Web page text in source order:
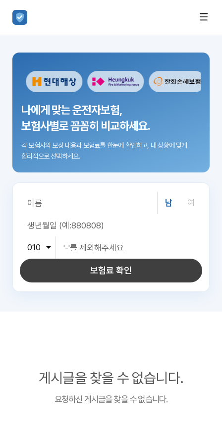
나에게 맞는 운전자보험,
보험사별로 꼼꼼히 비교하세요.
각 보험사의 보장 내용과 보험료를 한눈에 확인하고, 내 상황에 맞게
합리적으로 선택하세요.
남 여
보험료 확인
게시글을 찾을 수 없습니다.
요청하신 게시글을 찾을 수 없습니다.